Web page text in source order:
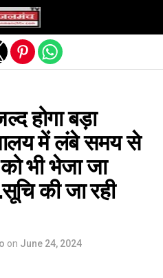
होगा बड़ा
में लंबे समय से
भी भेजा जा
की जा रही
on June 24, 2024
version